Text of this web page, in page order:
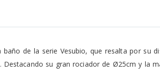
baño de la serie Vesubio, que resalta por su
Destacando su gran rociador de Ø25cm y la